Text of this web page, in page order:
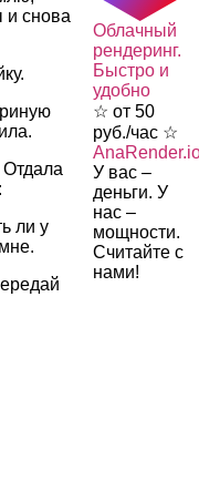
Облачный
рендеринг.
Быстро и
удобно
☆ от 50
руб./час ☆
У вас –
деньги. У
нас –
мощности.
Считайте с
нами!
и снова
ли у